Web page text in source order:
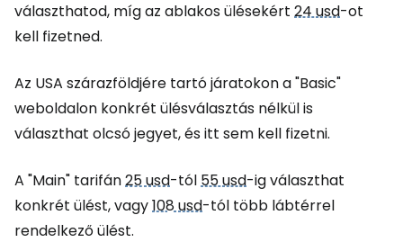
választhatod, míg az ablakos ülésekért 24 usd-ot
kell fizetned.
Az USA szárazföldjére tartó járatokon a"Basic"
weboldalon konkrét ülésválasztás nélkül is
választhat olcsó jegyet, és itt sem kell fizetni.
A "Main" tarifán25 usd-tól55 usd-ig választhat
konkrét ülést, vagy108 usd-tól több lábtérrel
rendelkező ülést.